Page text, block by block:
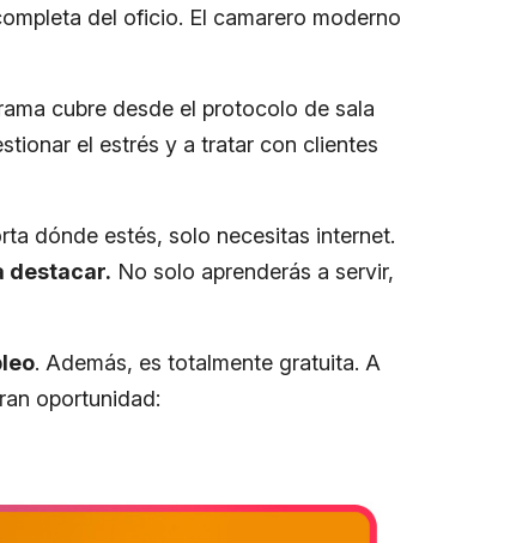
del oficio. El camarero moderno
cubre desde el protocolo de sala
el estrés y a tratar con clientes
dónde estés, solo necesitas internet.
destacar. No solo aprenderás a servir,
. Además, es totalmente gratuita. A
oportunidad: